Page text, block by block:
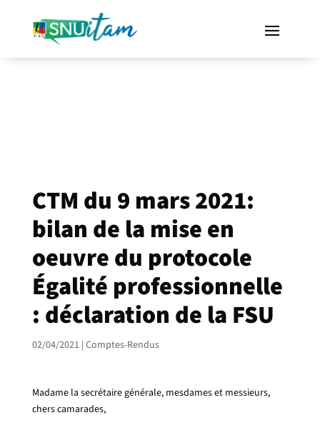
CTM du 9 mars 2021:
bilan de la mise en
oeuvre du protocole
Égalité professionnelle
: déclaration de la FSU
02/04/2021 | Comptes-Rendus
Madame la secrétaire générale, mesdames et messieurs,
chers camarades,